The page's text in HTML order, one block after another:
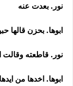
نور. بعدت عنه
ابوها. بحزن قالها
نور. قاطعته وقالت
ابوها. اخدها من